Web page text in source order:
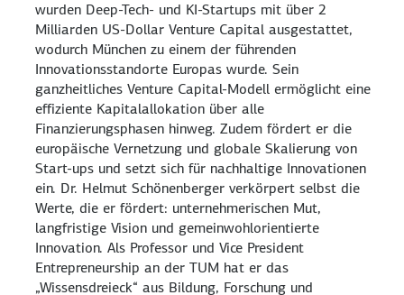
wurden Deep-Tech- und KI-Startups mit über 2
Milliarden US-Dollar Venture Capital ausgestattet,
wodurch München zu einem der führenden
Innovationsstandorte Europas wurde. Sein
ganzheitliches Venture Capital-Modell ermöglicht eine
effiziente Kapitalallokation über alle
Finanzierungsphasen hinweg. Zudem fördert er die
europäische Vernetzung und globale Skalierung von
Start-ups und setzt sich für nachhaltige Innovationen
ein. Dr. Helmut Schönenberger verkörpert selbst die
Werte, die er fördert: unternehmerischen Mut,
langfristige Vision und gemeinwohlorientierte
Innovation. Als Professor und Vice President
Entrepreneurship an der TUM hat er das
„Wissensdreieck“ aus Bildung, Forschung und